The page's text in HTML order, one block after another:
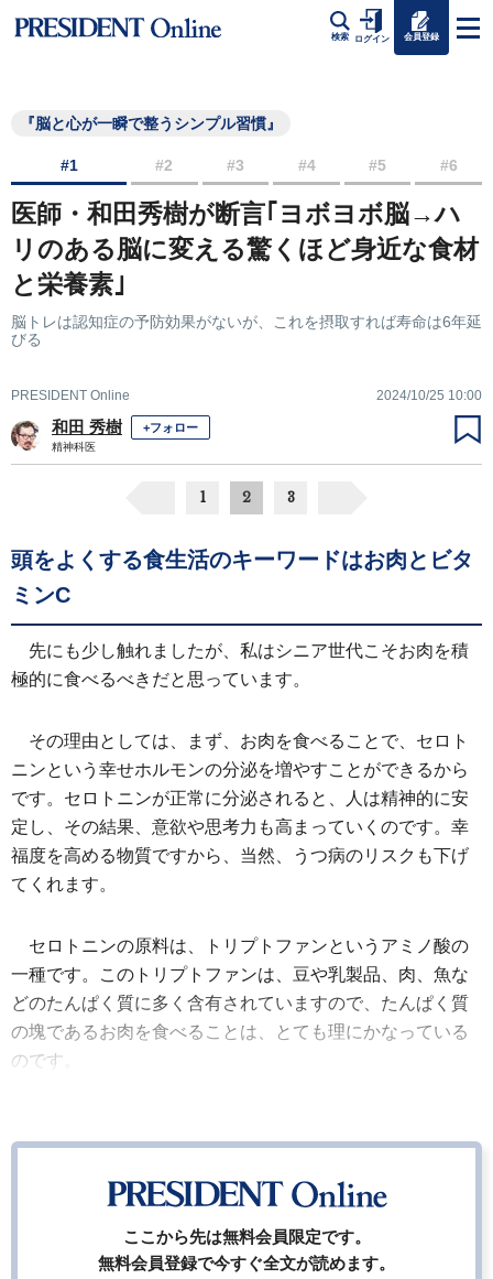
検索 ログイン 会員登録
『脳と心が一瞬で整うシンプル習慣』
#1 #2 #3 #4 #5 #6
医師・和田秀樹が断言｢ヨボヨボ脳→ハ
リのある脳に変える驚くほど身近な食材
と栄養素｣
脳トレは認知症の予防効果がないが、これを摂取すれば寿命は6年延
びる
PRESIDENT Online 2024/10/25 10:00
和田 秀樹 +フォロー
精神科医
1 2 3
頭をよくする食生活のキーワードはお肉とビタ
ミンC
先にも少し触れましたが、私はシニア世代こそお肉を積
極的に食べるべきだと思っています。
その理由としては、まず、お肉を食べることで、セロト
ニンという幸せホルモンの分泌を増やすことができるから
です。セロトニンが正常に分泌されると、人は精神的に安
定し、その結果、意欲や思考力も高まっていくのです。幸
福度を高める物質ですから、当然、うつ病のリスクも下げ
てくれます。
セロトニンの原料は、トリプトファンというアミノ酸の
一種です。このトリプトファンは、豆や乳製品、肉、魚な
どのたんぱく質に多く含有されていますので、たんぱく質
の塊であるお肉を食べることは、とても理にかなっている
のです。
ここから先は無料会員限定です。
無料会員登録で今すぐ全文が読めます。